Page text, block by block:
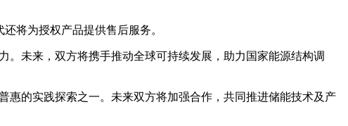
将为授权产品提供售后服务。
未来，双方将携手推动全球可持续发展，助力国家能源结构调
的实践探索之一。未来双方将加强合作，共同推进储能技术及产